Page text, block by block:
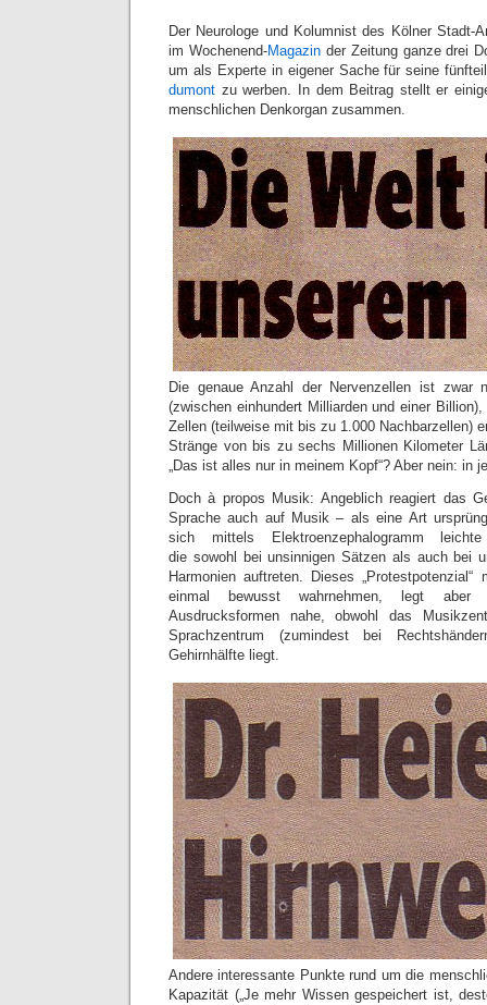
Der Neurologe und Kolumnist des Kölner Stadt-
im Wochenend-Magazinder Zeitung ganze drei
um als Experte in eigener Sache für seine
dumont zu werben. In dem Beitrag stellt er
menschlichen Denkorgan zusammen.
Die genaue Anzahl der Nervenzellen ist zwar
(zwischen einhundert Milliarden und einer
Zellen (teilweise mit bis zu 1.000 Nachbarzellen)
Stränge von bis zu sechs Millionen Kilometer
„Das ist alles nur in meinem Kopf“? Aber nein: in
Doch à propos Musik: Angeblich reagiert das
Sprache auch auf Musik – als eine Art
sich mittels Elektroenzephalogramm
die sowohl bei unsinnigen Sätzen als auch bei
Harmonien auftreten. Dieses
einmal bewusst wahrnehmen, legt aber
Ausdrucksformen nahe, obwohl das
Sprachzentrum (zumindest bei
Gehirnhälfte liegt.
Andere interessante Punkte rund um die
Kapazität („Je mehr Wissen gespeichert ist,